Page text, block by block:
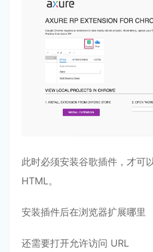
此时必须安装谷歌插件，才可
HTML。
安装插件后在浏览器扩展哪里
还需要打开允许访问 URL